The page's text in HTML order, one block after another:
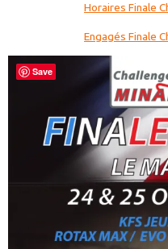
Horaires Finale
Engagés Finale
Save